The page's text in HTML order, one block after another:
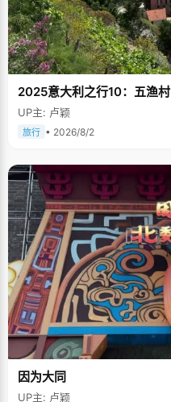
2025意大利之行10：五渔村
UP主: 卢颖
旅行 • 2026/8/2
因为大同
UP主: 卢颖